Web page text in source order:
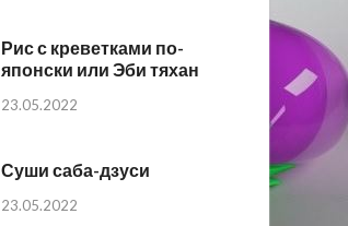
Рис с креветками по-
японски или Эби тяхан
23.05.2022
Суши саба-дзуси
23.05.2022